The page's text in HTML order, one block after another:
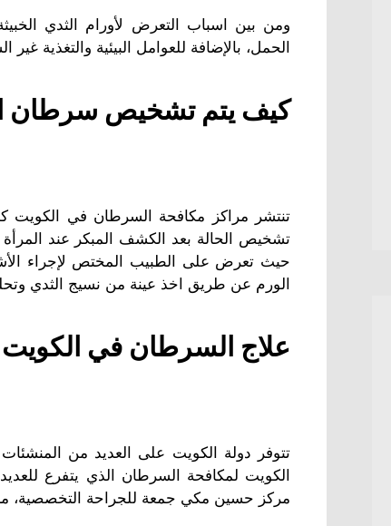
ومن بين اسباب التعرض لأورام الثدي
الحمل، بالإضافة للعوامل البيئية والتغذية غير
كيف يتم تشخيص سرطان
تنتشر مراكز مكافحة السرطان في الكويت
تشخيص الحالة بعد الكشف المبكر عند
حيث تعرض على الطبيب المختص لإجراء
الورم عن طريق اخذ عينة من نسيج الثدي
علاج السرطان في الكويت
تتوفر دولة الكويت على العديد من
الكويت لمكافحة السرطان الذي يتفرع
مركز حسين مكي جمعة للجراحة التخصصية،